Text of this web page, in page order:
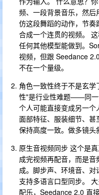
频、一段背景音乐，然
仿这段舞蹈的动作，节
合成一个连贯的视频。
任何其他模型能做到。
视频，但跟 Seedance
不在一个量级。
角色一致性终于不是玄
性"是行业性难题——同一
个人可能直接变成另一个
面部特征、服装细节、
保持高度一致。做多镜头
原生音视频同步 这个是
成完视频再配音，而是
成。脚步声、环境音、
支持多语言口型同步。
配乐，Seedance 2.0 直